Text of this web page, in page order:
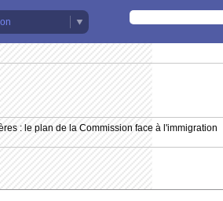
DE
: le plan de la Commission face à l'immigration